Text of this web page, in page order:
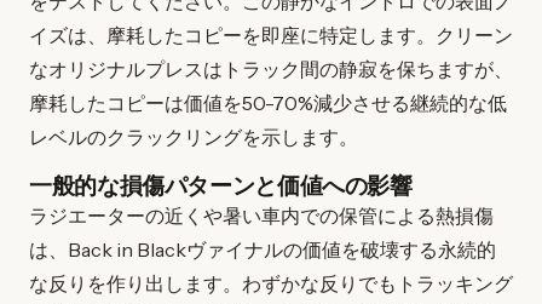
イズは、摩耗したコピーを即座に特定します。クリーン
なオリジナルプレスはトラック間の静寂を保ちますが、
摩耗したコピーは価値を50-70%減少させる継続的な低
レベルのクラックリングを示します。
一般的な損傷パターンと価値への影響
ラジエーターの近くや暑い車内での保管による熱損傷
は、Back in Blackヴァイナルの価値を破壊する永続的
な反りを作り出します。わずかな反りでもトラッキング